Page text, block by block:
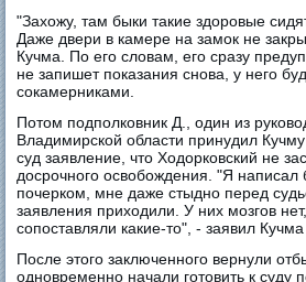
"Захожу, там быки такие здоровые
Даже двери в камере на замок не
Кучма. По его словам, его сразу
не запишет показания снова, у него
сокамерниками.
Потом подполковник Д., один из
Владимирской области принудил
суд заявление, что Ходорковский не
досрочного освобождения. "Я написал
почерком, мне даже стыдно перед
заявления приходили. У них мозгов
сопоставляли какие-то", - заявил
После этого заключенного вернули
одновременно начали готовить к суду